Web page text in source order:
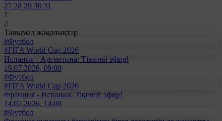
27 28 29 30 31
1
2
Танымал жаңалықтар
#Футбол
#FIFA World Cup 2026
Испания - Аргентина: Тікелей эфир!
19.07.2026, 09:00
#Футбол
#FIFA World Cup 2026
Франция - Испания: Тікелей эфир!
14.07.2026, 14:00
#Футбол